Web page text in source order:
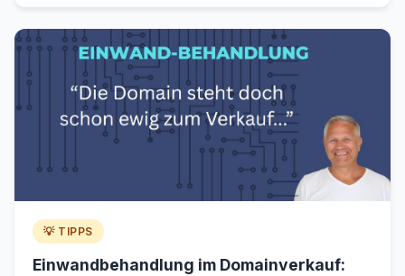
entscheidend für Ladezeit, Nutzererlebnis und
effizientes Crawling – und werden nun lediglich
konsequenter eingefordert.
💡 TIPPS
Einwandbehandlung im Domainverkauf: